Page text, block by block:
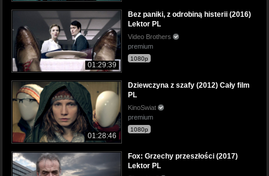
01:29:39
Bez paniki, z odrobiną histerii (2016)
Lektor PL
Video Brothers
premium
1080p
01:28:46
Dziewczyna z szafy (2012) Cały film
PL
KinoSwiat
premium
1080p
Fox: Grzechy przeszłości (2017)
Lektor PL